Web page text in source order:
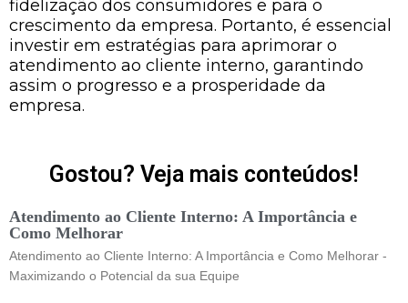
fidelização dos consumidores e para o
crescimento da empresa. Portanto, é essencial
investir em estratégias para aprimorar o
atendimento ao cliente interno, garantindo
assim o progresso e a prosperidade da
empresa.
Gostou? Veja mais conteúdos!
Atendimento ao Cliente Interno: A Importância e
Como Melhorar
Atendimento ao Cliente Interno: A Importância e Como Melhorar -
Maximizando o Potencial da sua Equipe